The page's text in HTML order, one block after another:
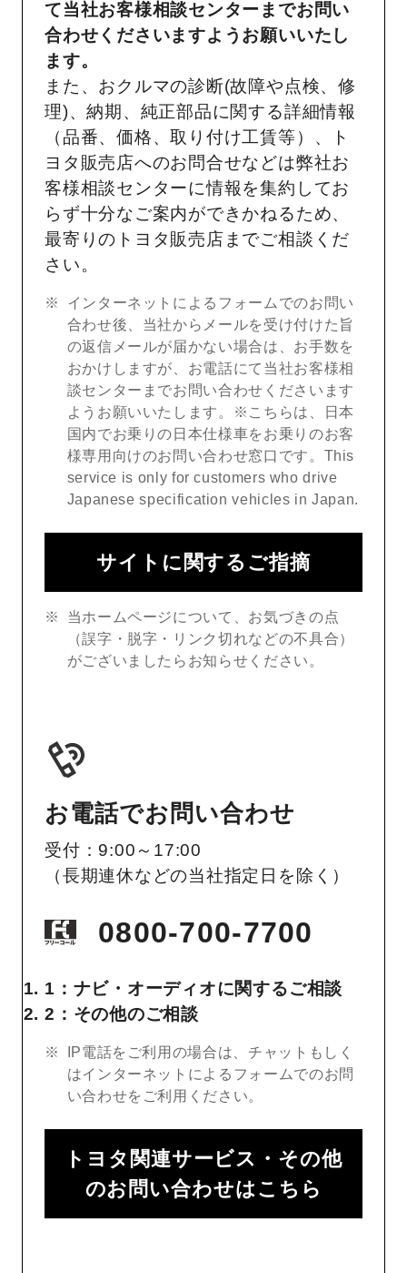
て当社お客様相談センターまでお問い
合わせくださいますようお願いいたし
ます。
また、おクルマの診断(故障や点検、修
理)、納期、純正部品に関する詳細情報
（品番、価格、取り付け工賃等）、ト
ヨタ販売店へのお問合せなどは弊社お
客様相談センターに情報を集約してお
らず十分なご案内ができかねるため、
最寄りのトヨタ販売店までご相談くだ
さい。
インターネットによるフォームでのお問い
合わせ後、当社からメールを受け付けた旨
の返信メールが届かない場合は、お手数を
おかけしますが、お電話にて当社お客様相
談センターまでお問い合わせくださいます
ようお願いいたします。※こちらは、日本
国内でお乗りの日本仕様車をお乗りのお客
様専用向けのお問い合わせ窓口です。This
service is only for customers who drive
Japanese specification vehicles in Japan.
サイトに関するご指摘
当ホームページについて、お気づきの点
（誤字・脱字・リンク切れなどの不具合）
がございましたらお知らせください。
お電話でお問い合わせ
受付：9:00～17:00
（長期連休などの当社指定日を除く）
0800-700-7700
1：ナビ・オーディオに関するご相談
2：その他のご相談
IP電話をご利用の場合は、チャットもしく
はインターネットによるフォームでのお問
い合わせをご利用ください。
トヨタ関連サービス・その他
のお問い合わせはこちら